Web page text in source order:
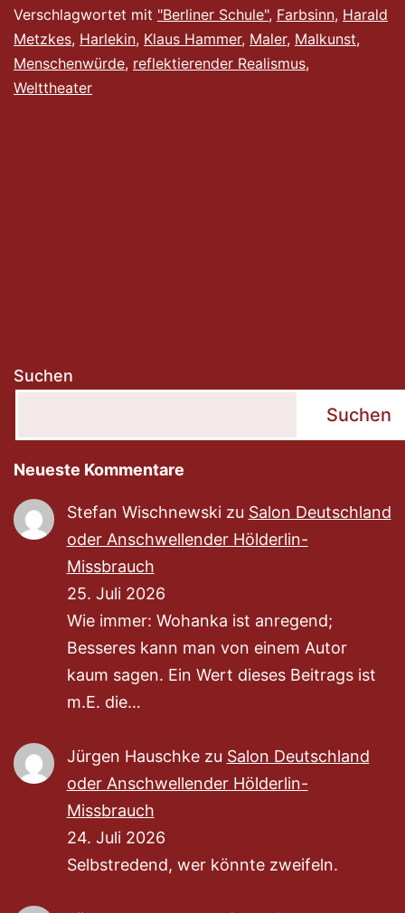
eines
Welttheaters
Verschlagwortet mit "Berliner Schule", Farbsinn, Harald
Metzkes, Harlekin, Klaus Hammer, Maler, Malkunst,
Menschenwürde, reflektierender Realismus,
Welttheater
Suchen
Suchen
Neueste Kommentare
Stefan Wischnewski zu Salon Deutschland
oder Anschwellender Hölderlin-
Missbrauch
25. Juli 2026
Wie immer: Wohanka ist anregend;
Besseres kann man von einem Autor
kaum sagen. Ein Wert dieses Beitrags ist
m.E. die…
Jürgen Hauschkezu Salon Deutschland
oder Anschwellender Hölderlin-
Missbrauch
24. Juli 2026
Selbstredend, wer könnte zweifeln.